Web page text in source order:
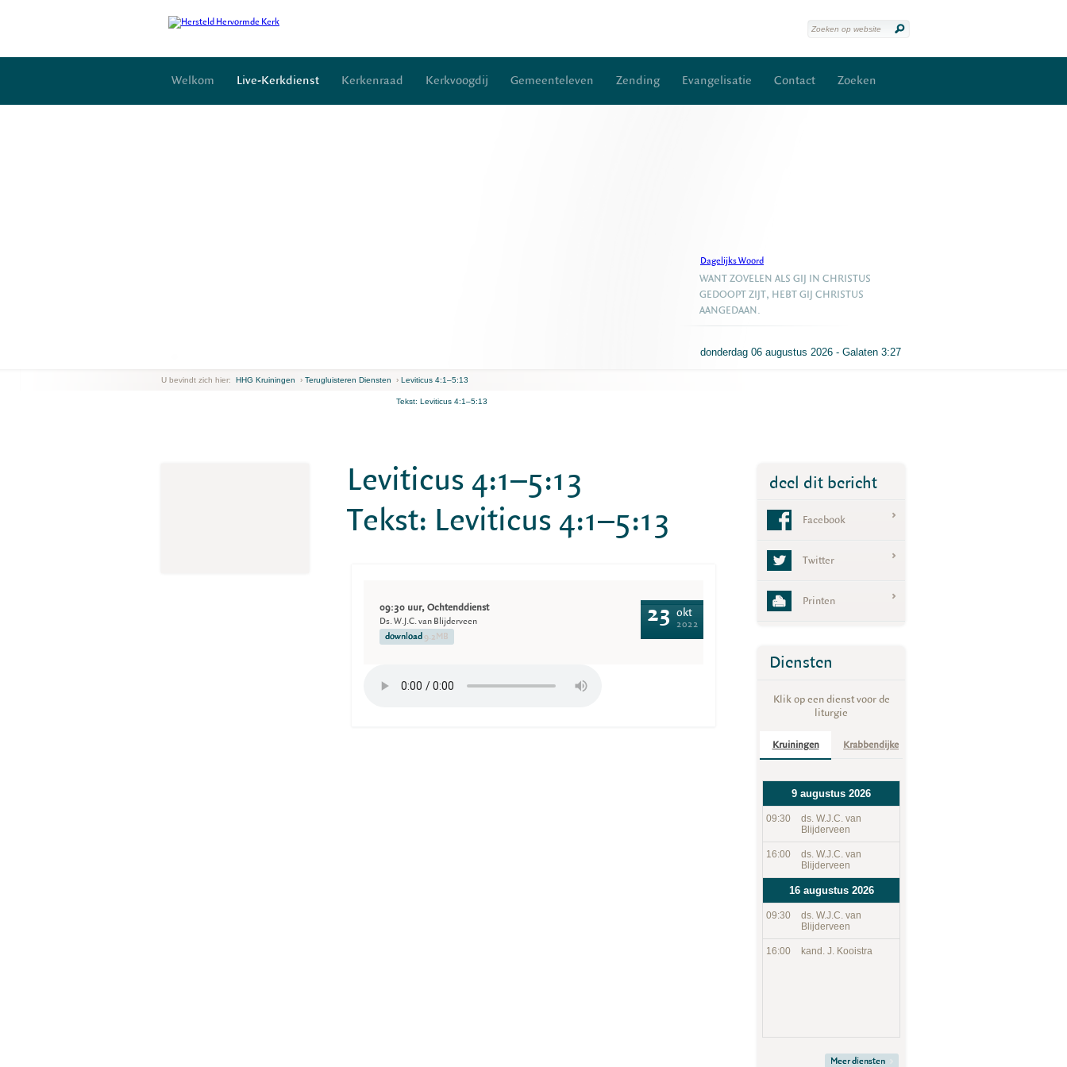
Welkom Live-Kerkdienst Kerkenraad Kerkvoogdij Gemeenteleven Zending Evangelisatie Contact Zoeken
Dagelijks Woord
donderdag 06 augustus 2026 - Galaten 3:27
WANT ZOVELEN ALS GIJ IN CHRISTUS
GEDOOPT ZIJT, HEBT GIJ CHRISTUS
AANGEDAAN.
U bevindt zich hier: HHG Kruiningen › Terugluisteren Diensten › Leviticus 4:1–5:13
Tekst: Leviticus 4:1–5:13
Leviticus 4:1–5:13
Tekst: Leviticus 4:1–5:13
09:30 uur, Ochtenddienst
Ds. W.J.C. van Blijderveen
download9.2MB
23 okt
2022
deel dit bericht
Facebook
Twitter
Printen
Diensten
Klik op een dienst voor de
liturgie
Kruiningen Krabbendijke
9 augustus 2026
09:30
ds. W.J.C. van
Blijderveen
16:00
ds. W.J.C. van
Blijderveen
16 augustus 2026
09:30
ds. W.J.C. van
Blijderveen
16:00 kand. J. Kooistra
Meer diensten